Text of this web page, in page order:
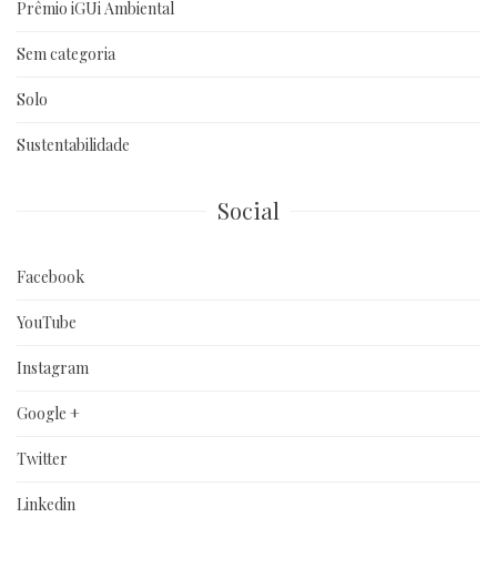
Prêmio iGUi Ambiental
Sem categoria
Solo
Sustentabilidade
Social
Facebook
YouTube
Instagram
Google +
Twitter
Linkedin